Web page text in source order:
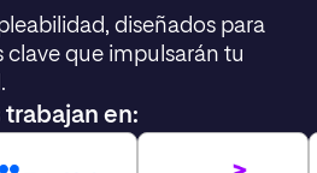
diseñados para
clave que impulsarán tu
en: